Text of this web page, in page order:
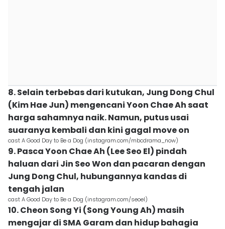
8. Selain terbebas dari kutukan, Jung Dong Chul
(Kim Hae Jun) mengencani Yoon Chae Ah saat
harga sahamnya naik. Namun, putus usai
suaranya kembali dan kini gagal move on
cast A Good Day to Be a Dog (instagram.com/mbcdrama_now)
9. Pasca Yoon Chae Ah (Lee Seo El) pindah
haluan dari Jin Seo Won dan pacaran dengan
Jung Dong Chul, hubungannya kandas di
tengah jalan
cast A Good Day to Be a Dog (instagram.com/seoel)
10. Cheon Song Yi (Song Young Ah) masih
mengajar di SMA Garam dan hidup bahagia